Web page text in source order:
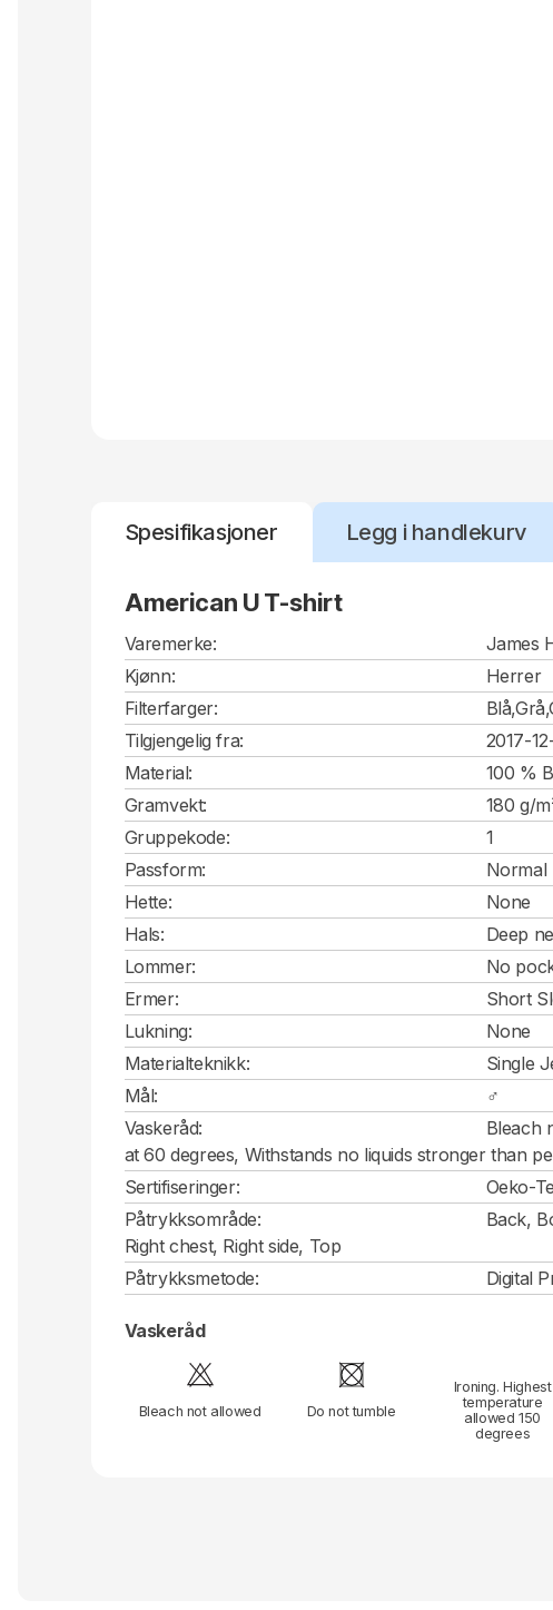
Spesifikasjoner Legg i handlekurv
American U T-shirt
Varemerke:
James
Kjønn:
Herrer
Filterfarger:
Tilgjengelig fra:
2017-
Material:
100 %
Gramvekt:
180 g/
Gruppekode:
1
Passform:
Normal
Hette:
None
Hals:
Deep
Lommer:
No
Ermer:
Short
Lukning:
None
Materialteknikk:
Single
Mål:
♂
Vaskeråd:
Bleach
at 60 degrees, Withstands no liquids stronger than
Sertifiseringer:
Oeko-
Påtrykksområde:
Back,
Right chest, Right side, Top
Påtrykksmetode:
Digital
Vaskeråd
Bleach not allowed Do not tumble
Ironing. Highest
temperature
allowed 150
degrees